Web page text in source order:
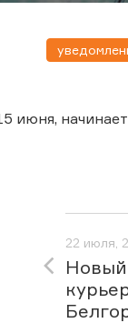
июня,
22 июля,